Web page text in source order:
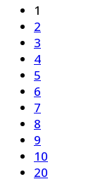
1
2
3
4
5
6
7
8
9
10
20